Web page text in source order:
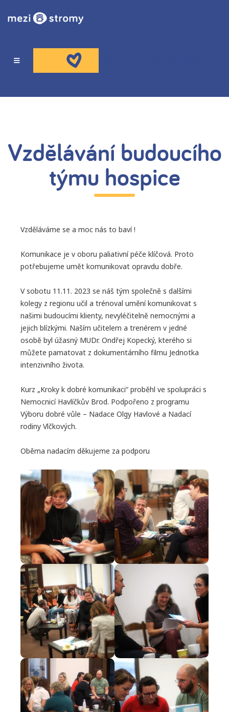
O NÁS
JAK PODPOŘIT
KONTAKTY
VOLNÁ MÍSTA
Vzdělávání budoucího
týmu hospice
Vzděláváme se a moc nás to baví !
Komunikace je v oboru paliativní péče klíčová. Proto
potřebujeme umět komunikovat opravdu dobře.
V sobotu 11.11. 2023 se náš tým společně s dalšími
kolegy z regionu učil a trénoval umění komunikovat s
našimi budoucími klienty, nevyléčitelně nemocnými a
jejich blízkými. Naším učitelem a trenérem v jedné
osobě byl úžasný MUDr. Ondřej Kopecký, kterého si
můžete pamatovat z dokumentárního filmu Jednotka
intenzivního života.
Kurz „Kroky k dobré komunikaci“ proběhl ve spolupráci s
Nemocnicí Havlíčkův Brod. Podpořeno z programu
Výboru dobré vůle – Nadace Olgy Havlové a Nadací
rodiny Vlčkových.
Oběma nadacím děkujeme za podporu